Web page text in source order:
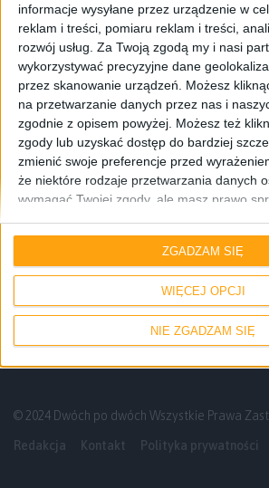
informacje wysyłane przez urządzenie w
reklam i treści, pomiaru reklam i treści,
rozwój usług. Za Twoją zgodą my i nasi
wykorzystywać precyzyjne dane
przez skanowanie urządzeń. Możesz
na przetwarzanie danych przez nas i
zgodnie z opisem powyżej. Możesz też
zgody lub uzyskać dostęp do bardziej
zmienić swoje preferencje przed
że niektóre rodzaje przetwarzania danych
wymagać Twojej zgody, ale masz prawo
do tej witryny. Możesz w dowolnym
preferencje lub wycofać zgodę, wracając
przycisk "Prywatność" na dole strony.
WIĘCEJ OPCJI
NIE ZGADZAM SIĘ
ZGADZAM SIĘ
Secret Service i prasa
Polsce – Odcinek #127
© 2024 Dwóch po dwóch Wszystkie Prawa
Redakcja Kontakt Polityka prywatności